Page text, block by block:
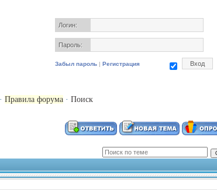
Логин:
Пароль:
Забыл пароль | Регистрация
· Правила форума · Поиск